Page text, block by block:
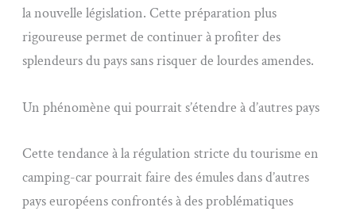
la nouvelle législation. Cette préparation plus
rigoureuse permet de continuer à profiter des
splendeurs du pays sans risquer de lourdes amendes.
Un phénomène qui pourrait s’étendre à d’autres pays
Cette tendance à la régulation stricte du tourisme en
camping-car pourrait faire des émules dans d’autres
pays européens confrontés à des problématiques